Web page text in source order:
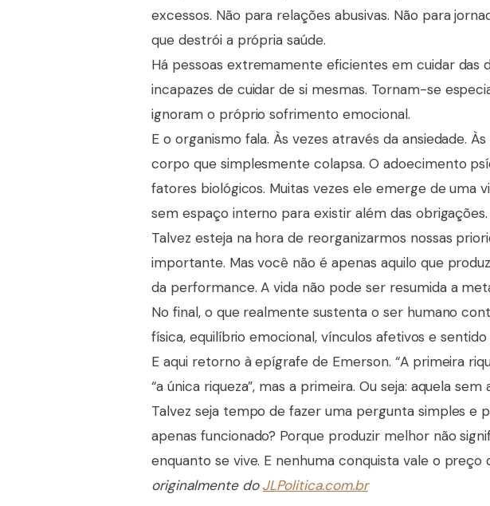
excessos. Não para relações abusivas. Não para
que destrói a própria saúde.
Há pessoas extremamente eficientes em cuidar
incapazes de cuidar de si mesmas. Tornam-se
ignoram o próprio sofrimento emocional.
E o organismo fala. Às vezes através da ansiedade.
corpo que simplesmente colapsa. O adoecimento
fatores biológicos. Muitas vezes ele emerge de uma
sem espaço interno para existir além das obrigações.
Talvez esteja na hora de reorganizarmos nossas
importante. Mas você não é apenas aquilo que
da performance. A vida não pode ser resumida a
No final, o que realmente sustenta o ser humano
física, equilíbrio emocional, vínculos afetivos e
E aqui retorno à epígrafe de Emerson. “A primeira
“a única riqueza”, mas a primeira. Ou seja: aquela
Talvez seja tempo de fazer uma pergunta simples e
apenas funcionado? Porque produzir melhor não
enquanto se vive. E nenhuma conquista vale o
originalmente doJLPolitica.com.br